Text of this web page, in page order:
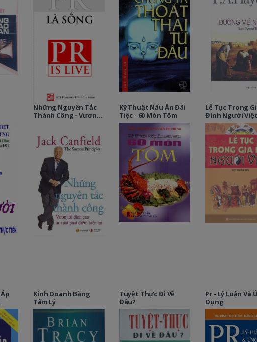
Những Nguyên Tắc
Thành Công - Vươn
Kỹ Thuật Nấu Ăn Đãi
Tiệc - 60 Món Tôm
Lễ Tục Trong
Đình Người Việt
Kinh Doanh Bằng
Tâm Lý
Tuyệt Thực Đi Về
Đâu?
Pr - Lý Luận Và
Dụng